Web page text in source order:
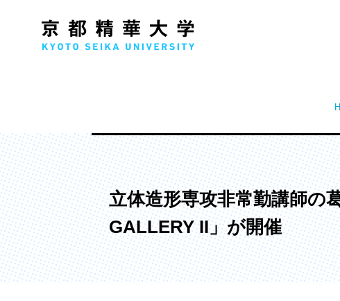
人文学部
歴史コース
文学コース
社会コース
国際文化コース
国際日本学コース
メディ
メディ
立体造形専攻非常勤講師の
GALLERY II」が開催